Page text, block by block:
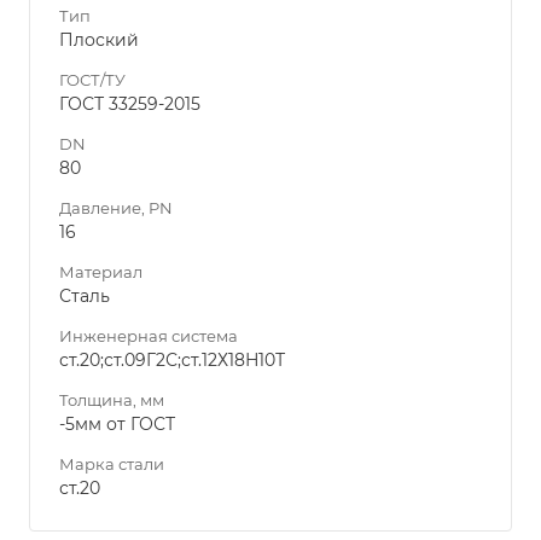
Тип
Плоский
ГОСТ/ТУ
ГОСТ 33259-2015
DN
80
Давление, PN
16
Материал
Сталь
Инженерная система
ст.20;ст.09Г2С;ст.12Х18Н10Т
Толщина, мм
-5мм от ГОСТ
Марка стали
ст.20